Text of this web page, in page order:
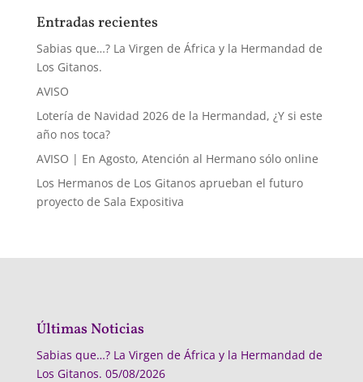
Entradas recientes
Sabias que…? La Virgen de África y la Hermandad de
Los Gitanos.
AVISO
Lotería de Navidad 2026 de la Hermandad, ¿Y si este
año nos toca?
AVISO | En Agosto, Atención al Hermano sólo online
Los Hermanos de Los Gitanos aprueban el futuro
proyecto de Sala Expositiva
Últimas Noticias
Sabias que…? La Virgen de África y la Hermandad de
Los Gitanos. 05/08/2026